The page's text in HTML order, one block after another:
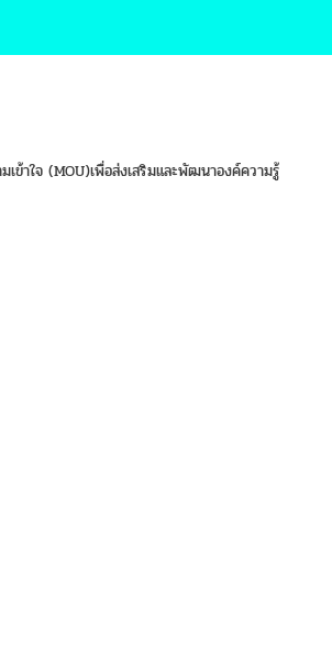
าใจ (MOU)เพื่อส่งเสริมและพัฒนาองค์ความรู้